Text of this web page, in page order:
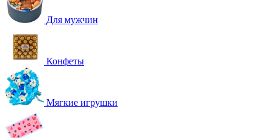
Для мужчин
Конфеты
Мягкие игрушки